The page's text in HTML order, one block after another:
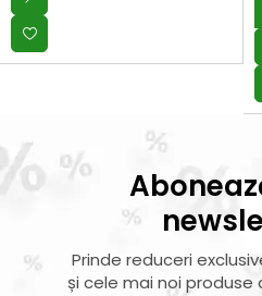
Prinde reduceri
și cele mai noi produse